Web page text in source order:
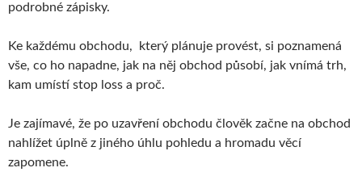
podrobné zápisky.
Ke každému obchodu, který plánuje provést, si poznamená
vše, co ho napadne, jak na něj obchod působí, jak vnímá trh,
kam umístí stop loss a proč.
Je zajímavé, že po uzavření obchodu člověk začne na obchod
nahlížet úplně z jiného úhlu pohledu a hromadu věcí
zapomene.